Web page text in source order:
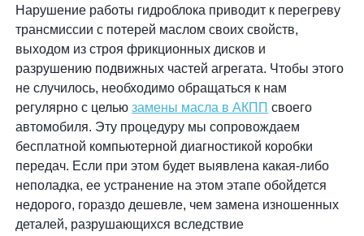
Нарушение работы гидроблока приводит к перегреву
трансмиссии с потерей маслом своих свойств,
выходом из строя фрикционных дисков и
разрушению подвижных частей агрегата. Чтобы этого
не случилось, необходимо обращаться к нам
регулярно с цельюзамены масла в АКПП своего
автомобиля. Эту процедуру мы сопровождаем
бесплатной компьютерной диагностикой коробки
передач. Если при этом будет выявлена какая-либо
неполадка, ее устранение на этом этапе обойдется
недорого, гораздо дешевле, чем замена изношенных
деталей, разрушающихся вследствие